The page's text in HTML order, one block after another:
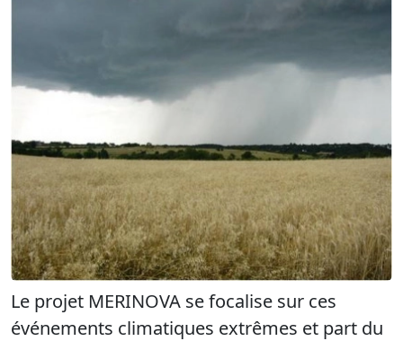
Le projet MERINOVA se focalise sur ces
événements climatiques extrêmes et part du